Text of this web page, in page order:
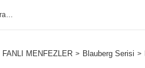
FANLI MENFEZLER Blauberg Serisi